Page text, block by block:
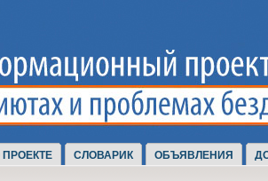
ПРОЕКТЕ СЛОВАРИК ОБЪЯВЛЕНИЯ